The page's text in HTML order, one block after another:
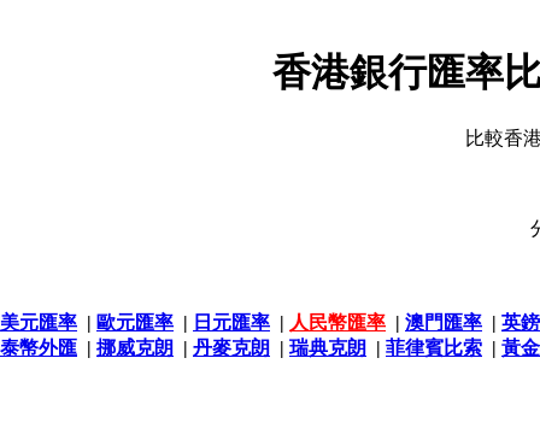
香港銀行匯率
比較香
美元匯率 | 歐元匯率 | 日元匯率 | 人民幣匯率 | 澳門匯率 | 英
泰幣外匯 | 挪威克朗 | 丹麥克朗 | 瑞典克朗 | 菲律賓比索 | 黃